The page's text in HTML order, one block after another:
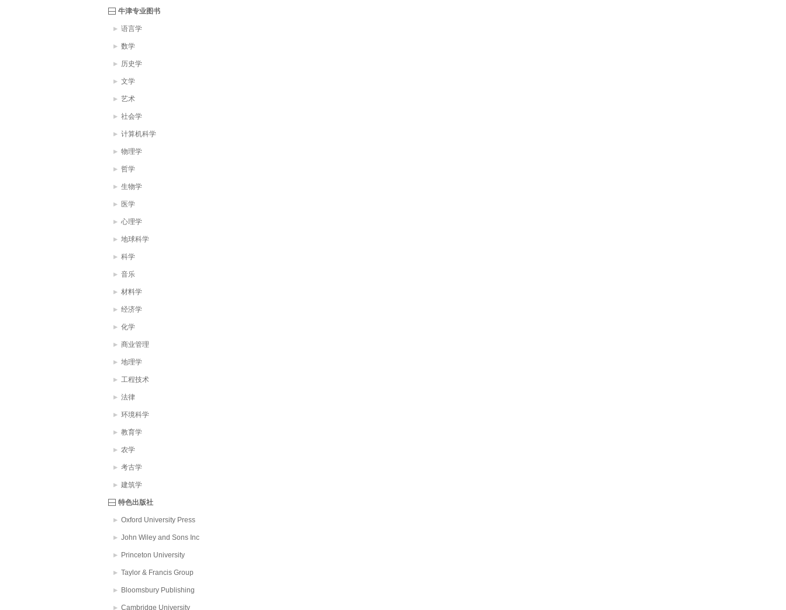
牛津专业图书
语言学
数学
历史学
文学
艺术
社会学
计算机科学
物理学
哲学
生物学
医学
心理学
地球科学
科学
音乐
材料学
经济学
化学
商业管理
地理学
工程技术
法律
环境科学
教育学
农学
考古学
建筑学
特色出版社
Oxford University Press
John Wiley and Sons Inc
Princeton University
Taylor & Francis Group
Bloomsbury Publishing
PLC
Cambridge University